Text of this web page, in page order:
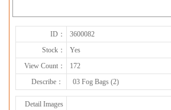
ID： 3600082
Stock：
Yes
View Count：
172
Describe：
03 Fog Bags (2)
Detail Images